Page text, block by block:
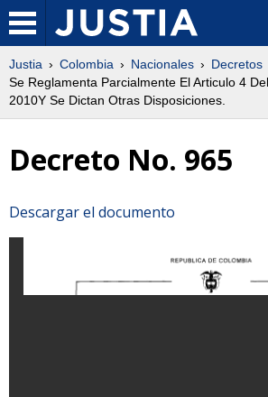
Justia Colombia Nacionales Decretos
Se Reglamenta Parcialmente El Articulo 4
2010Y Se Dictan Otras Disposiciones.
Decreto No. 965
Descargar el documento